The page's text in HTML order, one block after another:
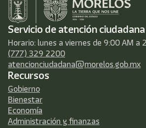
Servicio de atención ciudadana
Horario: lunes a viernes de 9:00 AM a
(777) 329 2200
atencionciudadana@morelos.gob.mx
Recursos
Gobierno
Bienestar
Economía
Administración y finanzas